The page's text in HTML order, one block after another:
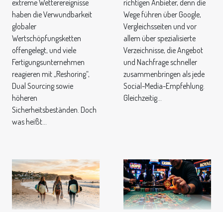
extreme Wetterereignisse
haben die Verwundbarkeit
globaler
Wertschöpfungsketten
offengelegt, und viele
Fertigungsunternehmen
reagieren mit „Reshoring“,
Dual Sourcing sowie
höheren
Sicherheitsbeständen. Doch
was heißt...
richtigen Anbieter, denn die
Wege führen über Google,
Vergleichsseiten und vor
allem über spezialisierte
Verzeichnisse, die Angebot
und Nachfrage schneller
zusammenbringen als jede
Social-Media-Empfehlung.
Gleichzeitig...